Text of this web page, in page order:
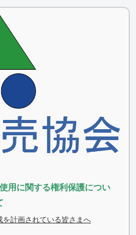
用に関する権利保護につい
計画されている皆さまへ